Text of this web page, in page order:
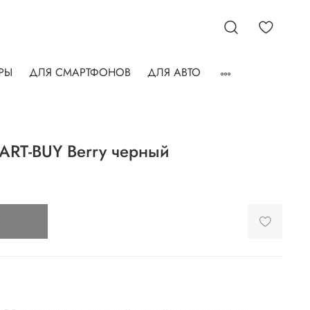
ДЛЯ СМАРТФОНОВ
ДЛЯ АВТО
BUY Berry черный